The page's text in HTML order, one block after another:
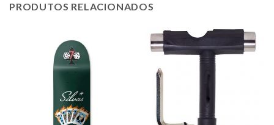
PRODUTOS RELACIONADOS